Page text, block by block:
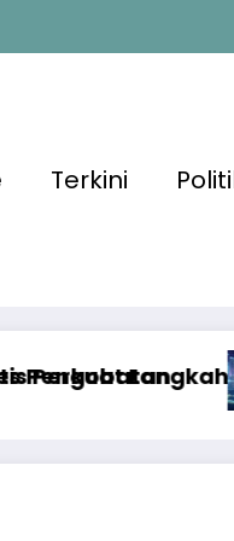
Terkini
Indonesia
Perkuat